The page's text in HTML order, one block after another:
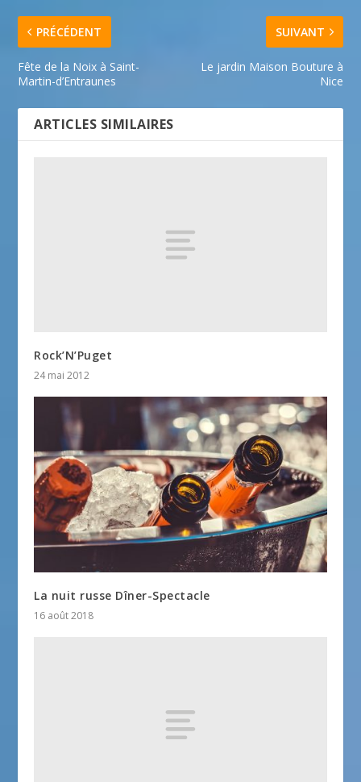
PRÉCÉDENT
Fête de la Noix à Saint-
Martin-d’Entraunes
SUIVANT
Le jardin Maison Bouture à
Nice
ARTICLES SIMILAIRES
Rock’N’Puget
24 mai 2012
La nuit russe Dîner-Spectacle
16 août 2018